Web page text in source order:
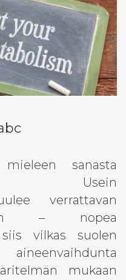
sanasta
Usein
verrattavan
– nopea
vilkas suolen
mukaan